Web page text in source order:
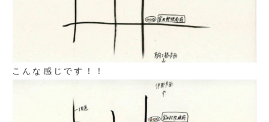
こんな感じです！！